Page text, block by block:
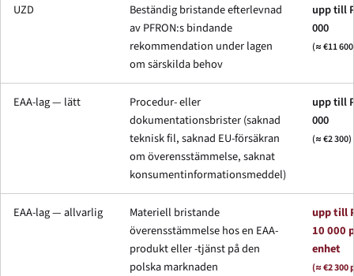
UZD
Beständig bristande efterlevnad
av PFRON:s bindande
rekommendation under lagen
om särskilda behov
upp till
000
(≈ €11
EAA-lag — lätt
Procedur- eller
dokumentationsbrister (saknad
teknisk fil, saknad EU-försäkran
om överensstämmelse, saknat
konsumentinformationsmeddel)
upp till
000
(≈ €2 300)
EAA-lag — allvarlig
Materiell bristande
överensstämmelse hos en EAA-
produkt eller -tjänst på den
polska marknaden
upp till
10 000
enhet
(≈ €2 300